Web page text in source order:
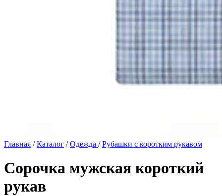
Главная / Каталог / Одежда / Рубашки с коротким рукавом
Сорочка мужская короткий
рукав